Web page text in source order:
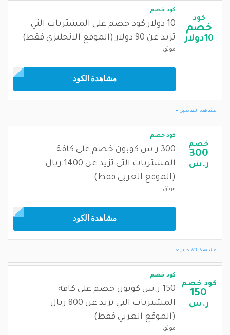
كود
خصم
10دولار
كود خصم
10 دولار كود خصم على المشتريات التي
تزيد عن 90 دولار (الموقع الانجليزي فقط)
موثق
مشاهدة الكود
مشاهدة التفاصيل
خصم
300
ر.س
كود خصم
300 ر.س كوبون خصم على كافة
المشتريات التي تزيد عن 1400 ريال
(الموقع العربي فقط)
موثق
مشاهدة الكود
مشاهدة التفاصيل
كود خصم
150
ر.س
كود خصم
150 ر.س كوبون خصم على كافة
المشتريات التي تزيد عن 800 ريال
(الموقع العربي فقط)
موثق